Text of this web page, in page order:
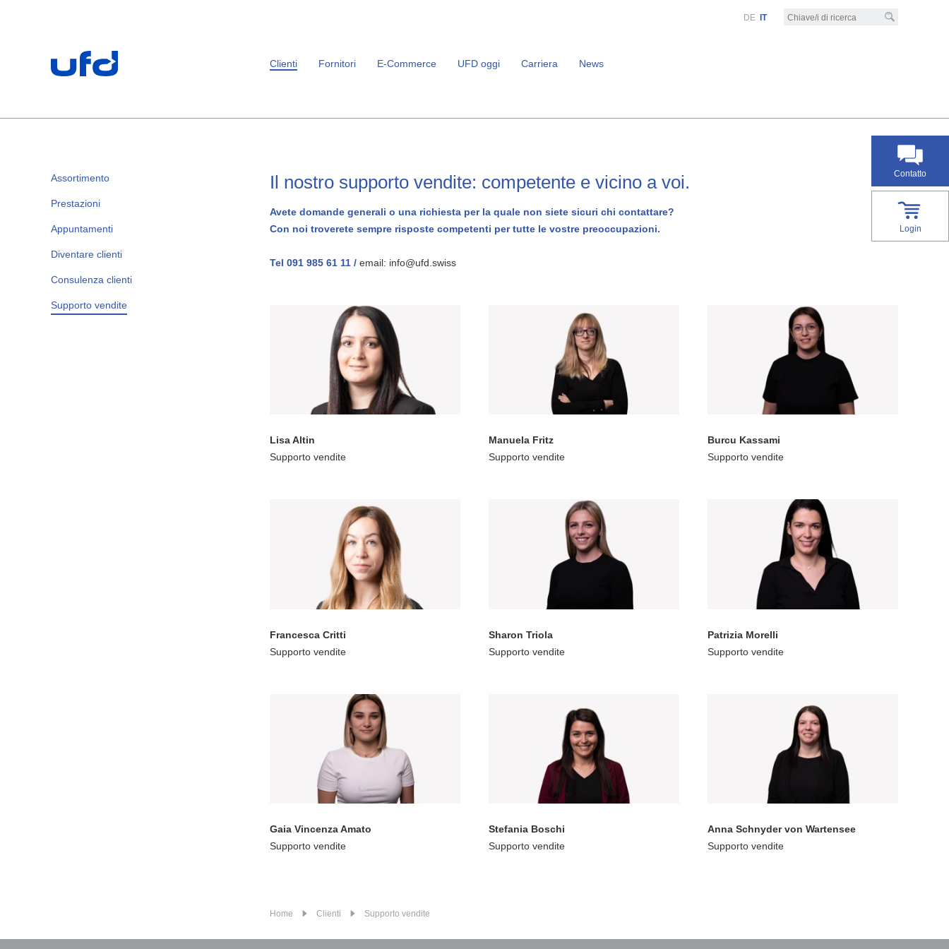
DE IT
Clienti Fornitori E-Commerce UFD oggi Carriera News
Contatto
Login
Assortimento
Prestazioni
Appuntamenti
Diventare clienti
Consulenza clienti
Supporto vendite
Il nostro supporto vendite: competente e vicino a voi.
Avete domande generali o una richiesta per la quale non siete sicuri chi contattare?
Con noi troverete sempre risposte competenti per tutte le vostre preoccupazioni.
Tel 091 985 61 11 / email: info@ufd.swiss
Lisa Altin
Supporto vendite
Manuela Fritz
Supporto vendite
Burcu Kassami
Supporto vendite
Francesca Critti
Supporto vendite
Sharon Triola
Supporto vendite
Patrizia Morelli
Supporto vendite
Gaia Vincenza Amato
Supporto vendite
Stefania Boschi
Supporto vendite
Anna Schnyder von Wartensee
Supporto vendite
Home Clienti Supporto vendite